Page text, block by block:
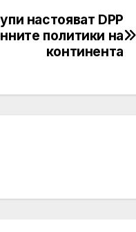
настояват DPP
политики на
континента